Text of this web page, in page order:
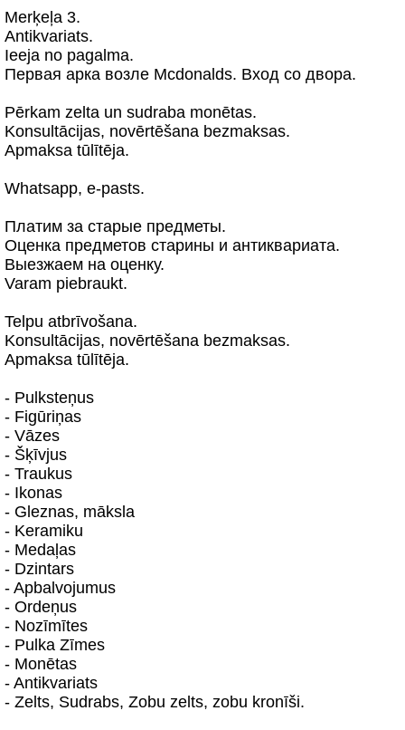
Merķeļa 3.
Antikvariats.
Ieeja no pagalma.
Первая арка возле Mcdonalds. Вход со двора.
Pērkam zelta un sudraba monētas.
Konsultācijas, novērtēšana bezmaksas.
Apmaksa tūlītēja.
Whatsapp, e-pasts.
Платим за старые предметы.
Оценка предметов старины и антиквариата.
Выезжаем на оценку.
Varam piebraukt.
Telpu atbrīvošana.
Konsultācijas, novērtēšana bezmaksas.
Apmaksa tūlītēja.
- Pulksteņus
- Figūriņas
- Vāzes
- Šķīvjus
- Traukus
- Ikonas
- Gleznas, māksla
- Keramiku
- Medaļas
- Dzintars
- Apbalvojumus
- Ordeņus
- Nozīmītes
- Pulka Zīmes
- Monētas
- Antikvariats
- Zelts, Sudrabs, Zobu zelts, zobu kronīši.